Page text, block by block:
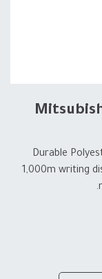
Durable
1,000m writing